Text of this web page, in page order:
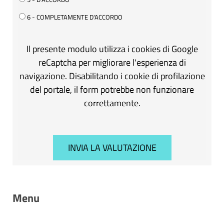
6 - COMPLETAMENTE D'ACCORDO
Il presente modulo utilizza i cookies di Google
reCaptcha per migliorare l'esperienza di
navigazione. Disabilitando i cookie di profilazione
del portale, il form potrebbe non funzionare
correttamente.
Menu